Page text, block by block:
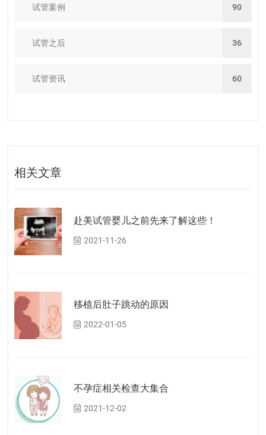
试管案例 90
试管之后 36
试管资讯 60
相关文章
赴美试管婴儿之前先来了解这些！
2021-11-26
移植后肚子跳动的原因
2022-01-05
不孕症相关检查大集合
2021-12-02